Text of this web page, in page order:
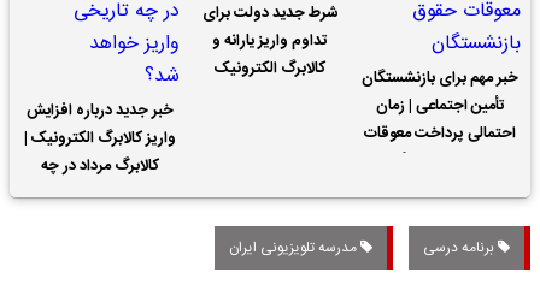
خبر مهم برای بازنشستگان
تأمین اجتماعی | زمان
احتمالی پرداخت معوقات
شرط جدید دولت برای
تداوم واریز یارانه و
کالابرگ الکترونیک
خبر جدید درباره افزایش
واریز کالابرگ الکترونیک |
کالابرگ مرداد در چه
تاریخی واریز خواهد شد؟
برنامه درسی مدرسه تلویزیونی ایران